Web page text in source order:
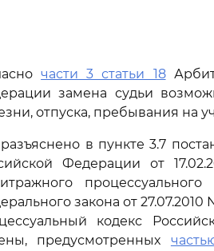
части 3 статьи 18
замена судьи
отпуска, пребывания на
в пункте 3.7
Федерации от
закона от
кодекс
предусмотренных